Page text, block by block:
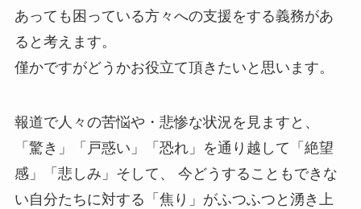
あっても困っている方々への支援をする義務があ
ると考えます。
僅かですがどうかお役立て頂きたいと思います。
報道で人々の苦悩や・悲惨な状況を見ますと、
「驚き」「戸惑い」「恐れ」を通り越して「絶望
感」「悲しみ」そして、 今どうすることもできな
い自分たちに対する「焦り」がふつふつと湧き上